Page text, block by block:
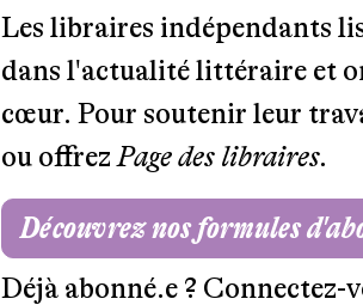
Les libraires indépendants
dans l'actualité littéraire et
cœur. Pour soutenir leur
ou offrezPage des libraires.
Découvrez nos formules
Déjà abonné.e ? Connectez-